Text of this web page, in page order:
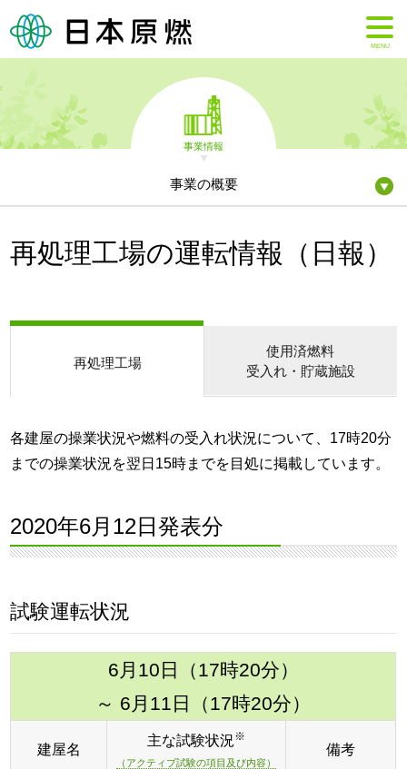
MENU
事業情報
事業の概要
再処理工場の運転情報（日報）
再処理工場
使用済燃料
受入れ・貯蔵施設
各建屋の操業状況や燃料の受入れ状況について、17時20分
までの操業状況を翌日15時までを目処に掲載しています。
2020年6月12日発表分
試験運転状況
6月10日（17時20分）
～ 6月11日（17時20分）
建屋名
主な試験状況※
（アクティブ試験の項目及び内容）
備考